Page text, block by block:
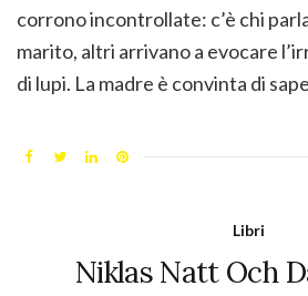
corrono incontrollate: c’è chi
marito, altri arrivano a evocare
di lupi. La madre è convinta di
Libri
Niklas Natt Och